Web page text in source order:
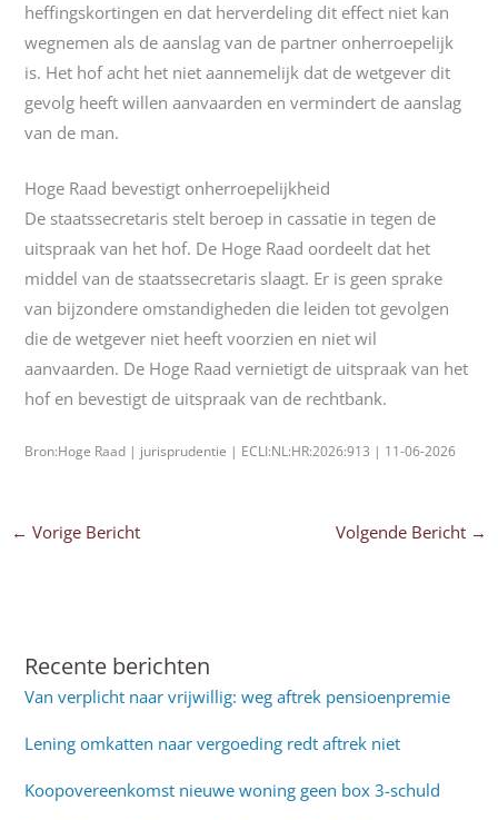
heffingskortingen en dat herverdeling dit effect niet kan
wegnemen als de aanslag van de partner onherroepelijk
is. Het hof acht het niet aannemelijk dat de wetgever dit
gevolg heeft willen aanvaarden en vermindert de aanslag
van de man.
Hoge Raad bevestigt onherroepelijkheid
De staatssecretaris stelt beroep in cassatie in tegen de
uitspraak van het hof. De Hoge Raad oordeelt dat het
middel van de staatssecretaris slaagt. Er is geen sprake
van bijzondere omstandigheden die leiden tot gevolgen
die de wetgever niet heeft voorzien en niet wil
aanvaarden. De Hoge Raad vernietigt de uitspraak van het
hof en bevestigt de uitspraak van de rechtbank.
Bron:Hoge Raad | jurisprudentie | ECLI:NL:HR:2026:913 | 11-06-2026
← Vorige Bericht Volgende Bericht →
Recente berichten
Van verplicht naar vrijwillig: weg aftrek pensioenpremie
Lening omkatten naar vergoeding redt aftrek niet
Koopovereenkomst nieuwe woning geen box 3-schuld